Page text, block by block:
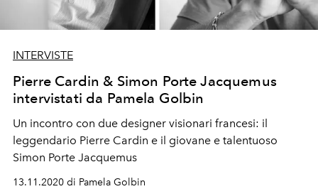
INTERVISTE
Pierre Cardin & Simon Porte Jacquemus
intervistati da Pamela Golbin
Un incontro con due designer visionari francesi: il
leggendario Pierre Cardin e il giovane e talentuoso
Simon Porte Jacquemus
13.11.2020 di Pamela Golbin